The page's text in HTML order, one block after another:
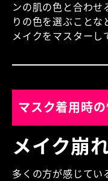
ンの肌の色と合わせ
りの色を選ぶことな
メイクをマスターし
マスク着用時
メイク崩
多くの方が感じてい